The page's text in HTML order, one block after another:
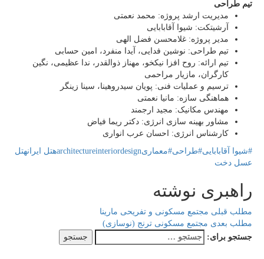
تیم طراحی
مدیریت ارشد پروژه: محمد نعمتی
آرشیتکت: شیوا آقابابایی
مدیر پروژه: غلامحسن فضل الهی
تیم طراحی: نوشین فدایی، آیدا منفرد، امین حسابی
تیم ارائه: روح افزا نیکخو، مهناز ذوالقدر، ندا عظیمی، نگین
کارگران، مازیار مراحمی
ترسیم و عملیات فنی: پویان سیدروهینا، سینا زینگر
هماهنگی سازه: مانیا نعمتی
مهندس مکانیک: مجید ارجمند
مشاور بهینه سازی انرژی: دکتر ریما فیاض
کارشناس انرژی: احسان عرب انواری
#شیوا آقابابایی#طراحی#معماری architectureinteriordesign هتل ایرانهتل
عسل دخت
راهبری نوشته
مطلب قبلی مجتمع مسکونی و تفریحی مارینا
مطلب بعدی مجتمع مسکونی ترنج (نوسازی)
جستجو برای: